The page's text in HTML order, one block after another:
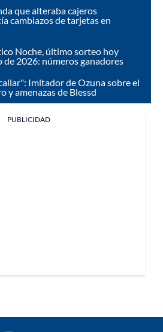
que alteraba cajeros
cambiazos de tarjetas en
Noche, último sorteo hoy
de 2026: números ganadores
Imitador de Ozuna sobre el
y amenazas de Blessd
PUBLICIDAD